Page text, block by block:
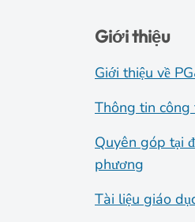
Giới thiệu
Giới thiệu về
Thông tin công
Quyên góp tại
phương
Tài liệu giáo